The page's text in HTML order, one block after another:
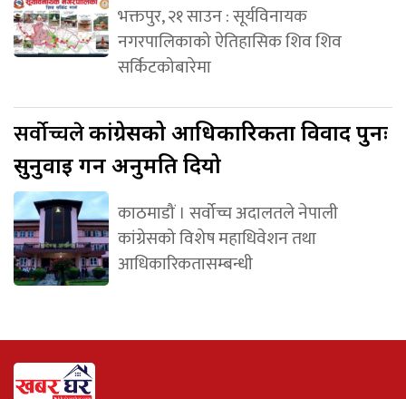
भक्तपुर, २१ साउन : सूर्यविनायक
नगरपालिकाको ऐतिहासिक शिव शिव
सर्किटकोबारेमा
सर्वोच्चलेकांग्रेसको आधिकारिकता विवाद पुनः
सुनुवाइ गर्न अनुमति दियो
काठमाडौं । सर्वोच्च अदालतले नेपाली
कांग्रेसको विशेष महाधिवेशन तथा
आधिकारिकतासम्बन्धी